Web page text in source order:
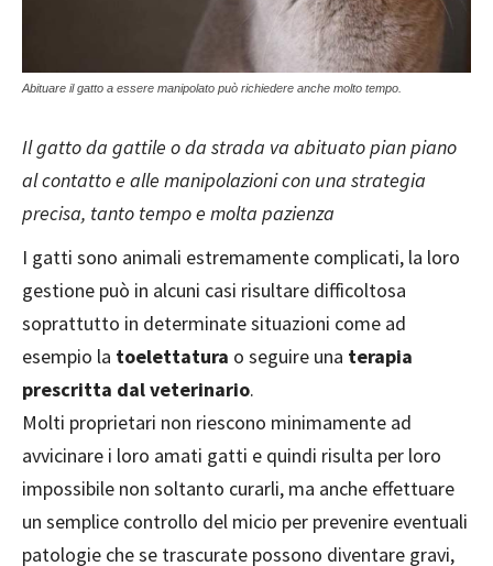
Abituare il gatto a essere manipolato può richiedere anche molto tempo.
Il gatto da gattile o da strada va abituato pian piano
al contatto e alle manipolazioni con una strategia
precisa, tanto tempo e molta pazienza
I gatti sono animali estremamente complicati, la loro
gestione può in alcuni casi risultare difficoltosa
soprattutto in determinate situazioni come ad
esempio la toelettatura o seguire una terapia
prescritta dal veterinario.
Molti proprietari non riescono minimamente ad
avvicinare i loro amati gatti e quindi risulta per loro
impossibile non soltanto curarli, ma anche effettuare
un semplice controllo del micio per prevenire eventuali
patologie che se trascurate possono diventare gravi,